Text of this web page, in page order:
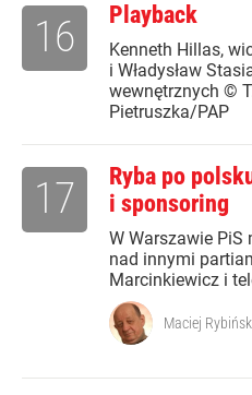
Playback
Kenneth Hillas,
i Władysław
wewnętrznych ©
Pietruszka/PAP
16
Ryba po
i sponsoring
W Warszawie
nad innymi
Marcinkiewicz i
17
Maciej